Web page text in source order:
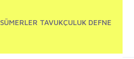
SÜMERLER TAVUKÇULUK DEFNE